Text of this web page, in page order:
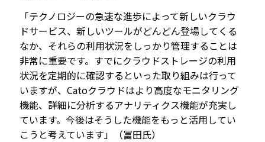
「テクノロジーの急速な進歩によって新しいクラウ
ドサービス、新しいツールがどんどん登場してくる
なか、それらの利用状況をしっかり管理することは
非常に重要です。すでにクラウドストレージの利用
状況を定期的に確認するといった取り組みは行って
いますが、Catoクラウドはより高度なモニタリング
機能、詳細に分析するアナリティクス機能が充実し
ています。今後はそうした機能をもっと活用してい
こうと考えています」（冨田氏）